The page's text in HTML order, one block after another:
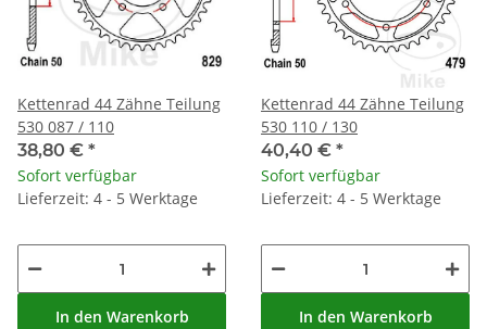
Kettenrad 44 Zähne Teilung
530 087 / 110
38,80 € *
Sofort verfügbar
Lieferzeit: 4 - 5 Werktage
In den Warenkorb
Kettenrad 44 Zähne Teilung
530 110 / 130
40,40 € *
Sofort verfügbar
Lieferzeit: 4 - 5 Werktage
In den Warenkorb